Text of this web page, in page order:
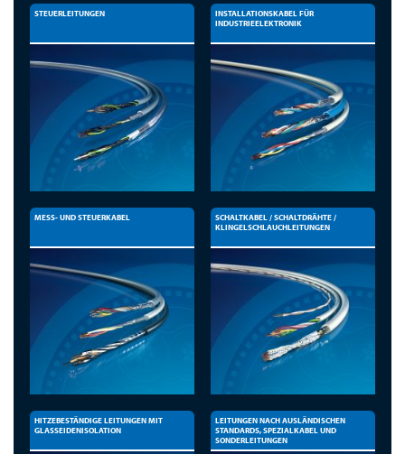
STEUERLEITUNGEN
INSTALLATIONSKABEL FÜR
INDUSTRIEELEKTRONIK
MESS- UND STEUERKABEL
SCHALTKABEL / SCHALTDRÄHTE /
KLINGELSCHLAUCHLEITUNGEN
HITZEBESTÄNDIGE LEITUNGEN MIT
GLASSEIDENISOLATION
LEITUNGEN NACH AUSLÄNDISCHEN
STANDARDS, SPEZIALKABEL UND
SONDERLEITUNGEN